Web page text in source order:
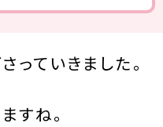
っていきました。
すね。